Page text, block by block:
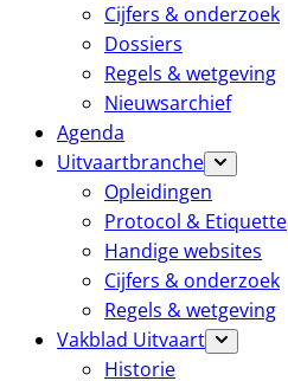
Cijfers & onderzoek
Dossiers
Regels & wetgeving
Nieuwsarchief
Agenda
Uitvaartbranche
Opleidingen
Protocol & Etiquette
Handige websites
Cijfers & onderzoek
Regels & wetgeving
Vakblad Uitvaart
Historie